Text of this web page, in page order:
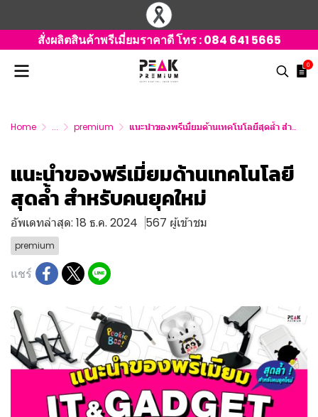
สั่งผลิตสินค้าพรีเมี่ยมราคาดี โทร :084 641 5665
0
Home ... premium แนะนำของพรีเมี่ยมด้านเทคโนโลยีสุดล้ำ สำหรับคนยุคใหม่
แนะนำของพรีเมี่ยมด้านเทคโนโลยี
สุดล้ำ สำหรับคนยุคใหม่
อัพเดทล่าสุด: 18 ธ.ค. 2024 567 ผู้เข้าชม
premium
แชร์